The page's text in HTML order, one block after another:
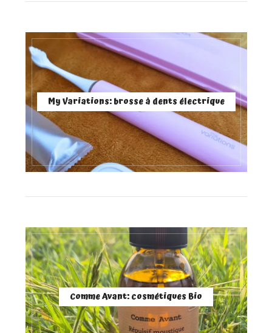
My Variations: brosse à dents électrique
Comme Avant: cosmétiques Bio